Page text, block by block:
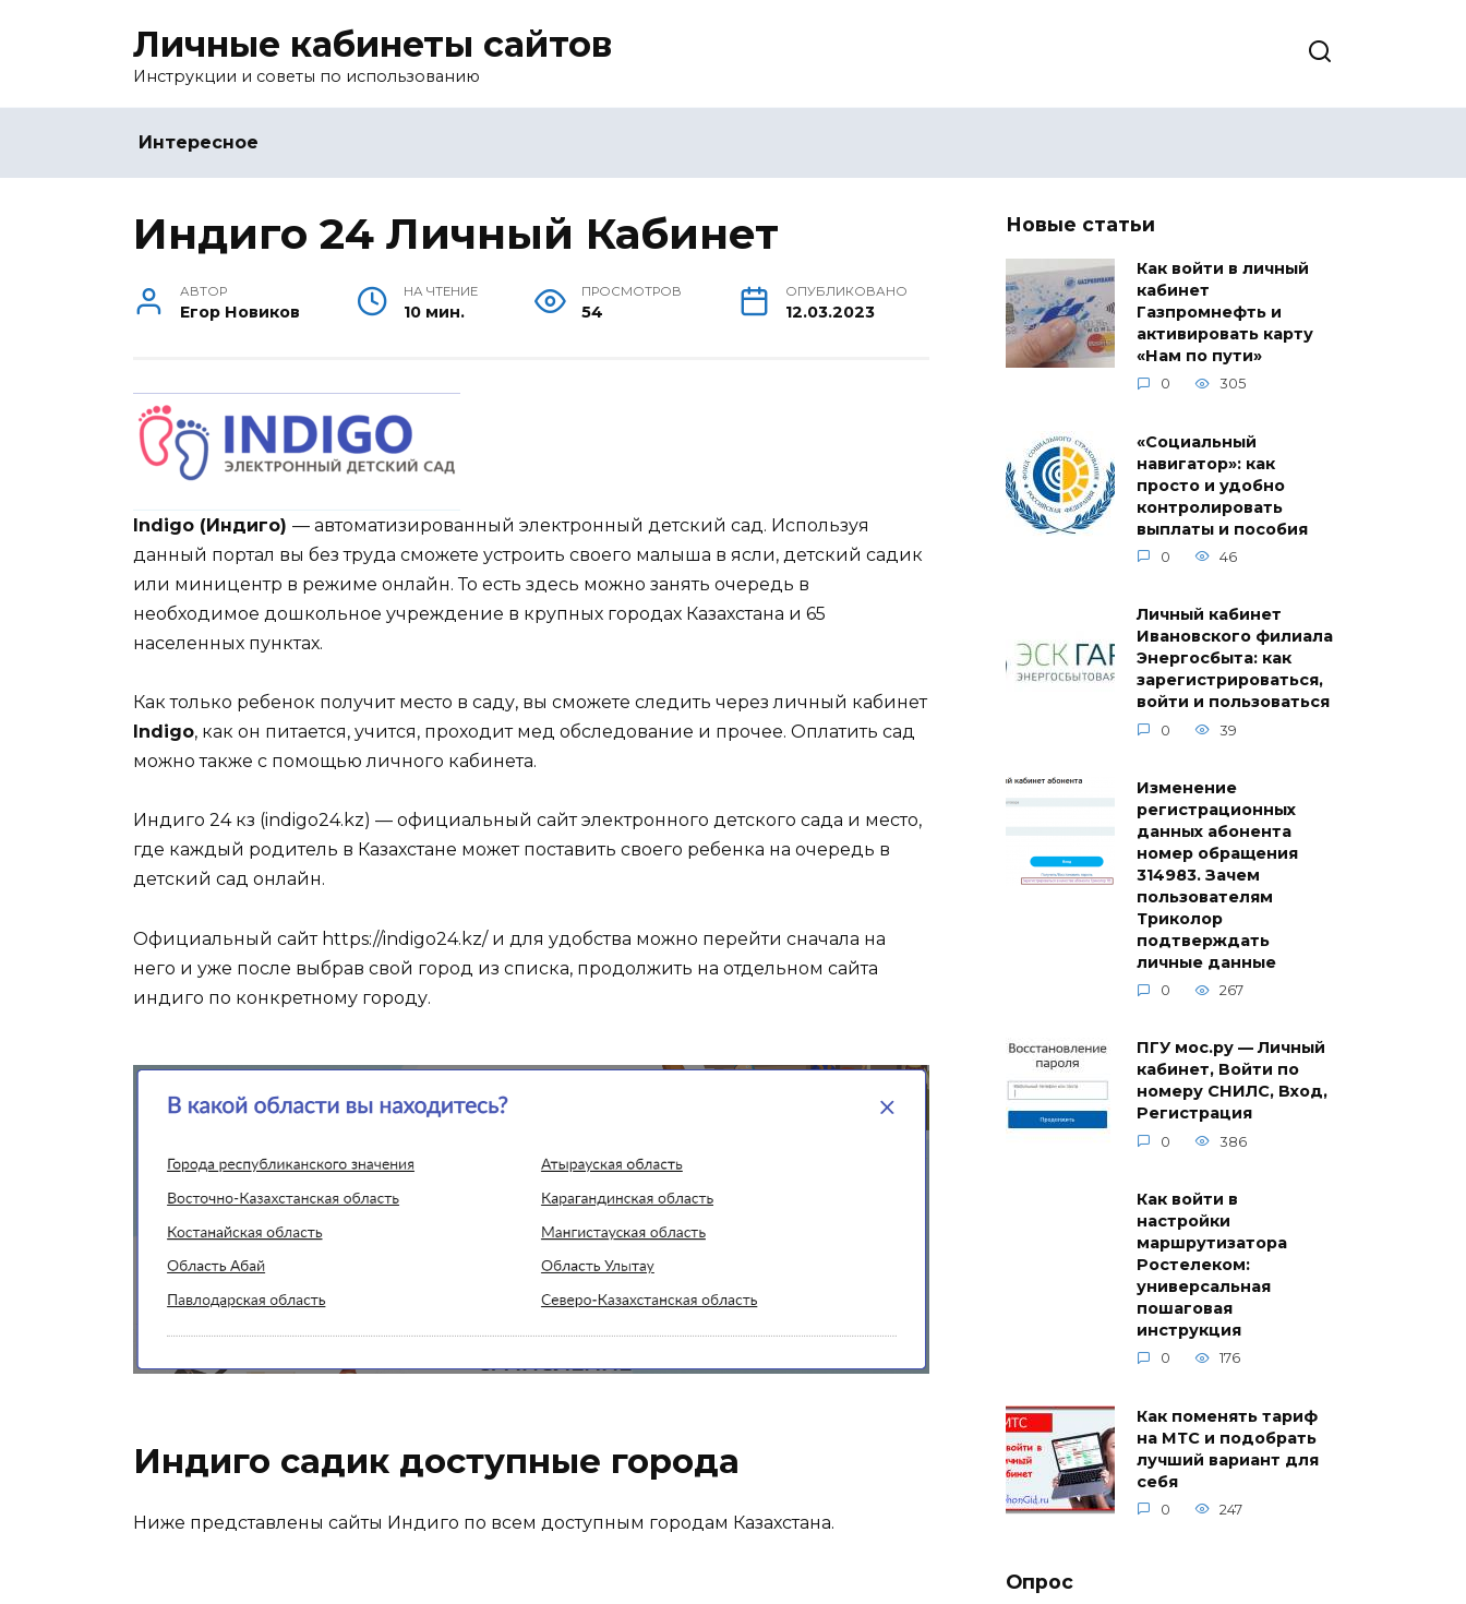
Личные кабинеты сайтов
Инструкции и советы по использованию
Интересное
Индиго 24 Личный Кабинет
АВТОР
Егор Новиков
НА ЧТЕНИЕ
10 мин.
ПРОСМОТРОВ
54
ОПУБЛИКОВАНО
12.03.2023
Indigo (Индиго) — автоматизированный электронный детский сад. Используя
данный портал вы без труда сможете устроить своего малыша в ясли, детский садик
или миницентр в режиме онлайн. То есть здесь можно занять очередь в
необходимое дошкольное учреждение в крупных городах Казахстана и 65
населенных пунктах.
Как только ребенок получит место в саду, вы сможете следить через личный кабинет
Indigo, как он питается, учится, проходит мед обследование и прочее. Оплатить сад
можно также с помощью личного кабинета.
Индиго 24 кз (indigo24.kz) — официальный сайт электронного детского сада и место,
где каждый родитель в Казахстане может поставить своего ребенка на очередь в
детский сад онлайн.
Официальный сайт https://indigo24.kz/ и для удобства можно перейти сначала на
него и уже после выбрав свой город из списка, продолжить на отдельном сайта
индиго по конкретному городу.
Индиго садик доступные города
Ниже представлены сайты Индиго по всем доступным городам Казахстана.
Новые статьи
Как войти в личный
кабинет
Газпромнефть и
активировать карту
«Нам по пути»
0 305
«Социальный
навигатор»: как
просто и удобно
контролировать
выплаты и пособия
0 46
Личный кабинет
Ивановского филиала
Энергосбыта: как
зарегистрироваться,
войти и пользоваться
0 39
Изменение
регистрационных
данных абонента
номер обращения
314983. Зачем
пользователям
Триколор
подтверждать
личные данные
0 267
ПГУ мос.ру — Личный
кабинет, Войти по
номеру СНИЛС, Вход,
Регистрация
0 386
Как войти в
настройки
маршрутизатора
Ростелеком:
универсальная
пошаговая
инструкция
0 176
Как поменять тариф
на МТС и подобрать
лучший вариант для
себя
0 247
Опрос